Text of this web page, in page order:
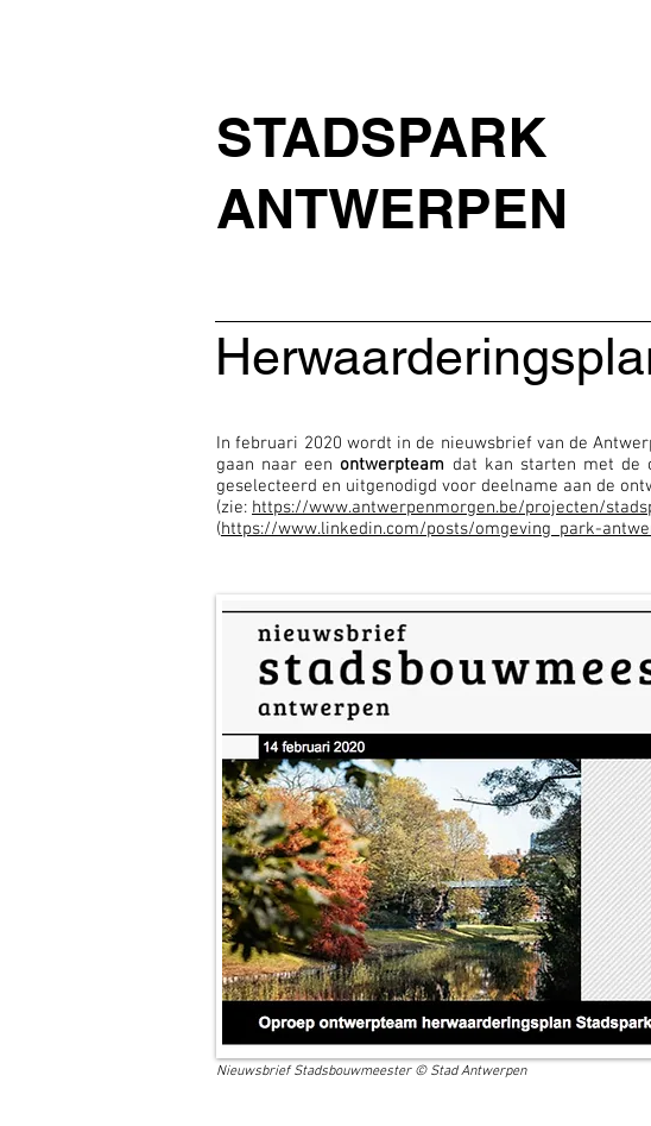
STADSPARK
ANTWERPEN
In februari 2020 wordt in de nieuwsbrief van de
gaan naar een ontwerpteam dat kan starten met de
geselecteerd en uitgenodigd voor deelname aan de
(zie: https://www.antwerpenmorgen.be/projecten/
(https://www.linkedin.com/posts/omgeving_park-
Nieuwsbrief Stadsbouwmeester © Stad Antwerpen